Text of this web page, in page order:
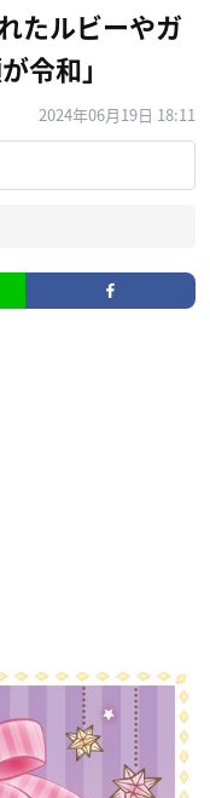
たルビーやガ
令和」
2024年06月19日 18:11